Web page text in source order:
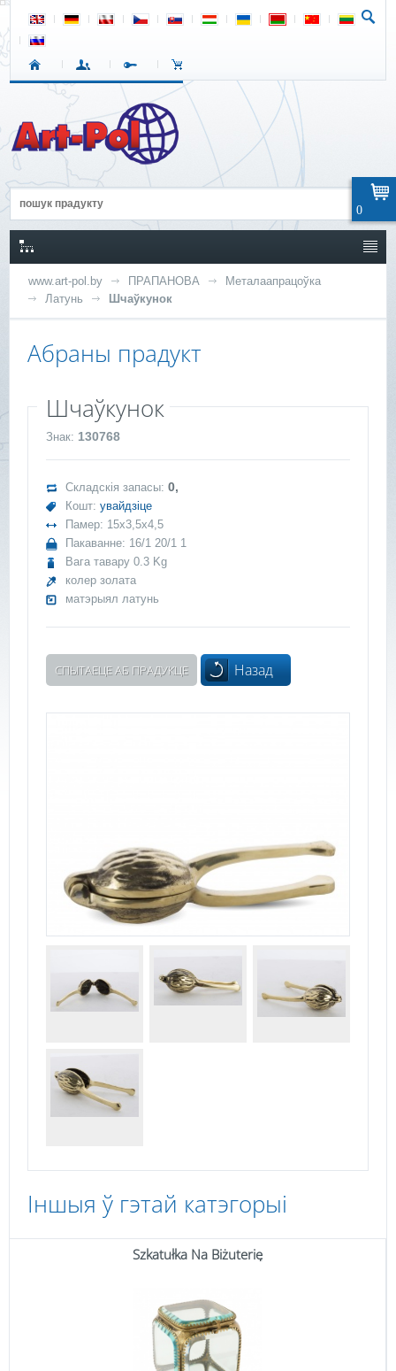
www.art-pol.by ПРАПАНОВА
Металаапрацоўка
Латунь
Шчаўкунок
Абраны прадукт
Шчаўкунок
Знак: 130768
Складскія запасы:0,
Кошт:увайдзіце
Памер: 15x3,5x4,5
Пакаванне: 16/1 20/1 1
Вага тавару 0.3 Kg
колер золата
матэрыял латунь
СПЫТАЕЦЕ АБ ПРАДУКЦЕ Назад
Іншыя ў гэтай катэгорыі
Szkatułka Na Biżuterię
0